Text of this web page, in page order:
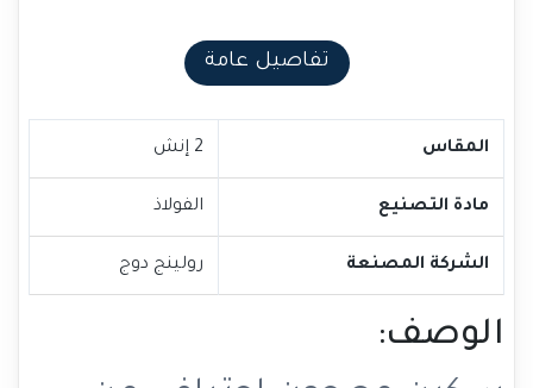
تفاصيل عامة
المقاس 2 إنش
مادة التصنيع الفولاذ
الشركة المصنعة رولينج دوج
الوصف: